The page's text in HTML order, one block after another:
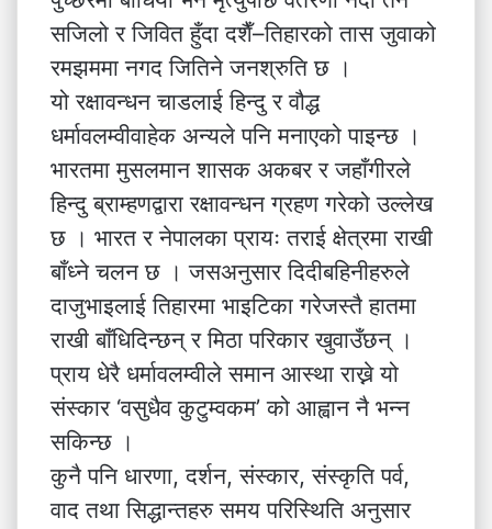
सजिलो र जिवित हुँदा दशैँ–तिहारको तास जुवाको
रमझममा नगद जितिने जनश्रुति छ ।
यो रक्षावन्धन चाडलाई हिन्दु र वौद्ध
धर्मावलम्वीवाहेक अन्यले पनि मनाएको पाइन्छ ।
भारतमा मुसलमान शासक अकबर र जहाँगीरले
हिन्दु ब्राम्हणद्वारा रक्षावन्धन ग्रहण गरेको उल्लेख
छ । भारत र नेपालका प्रायः तराई क्षेत्रमा राखी
बाँध्ने चलन छ । जसअनुसार दिदीबहिनीहरुले
दाजुभाइलाई तिहारमा भाइटिका गरेजस्तै हातमा
राखी बाँधिदिन्छन् र मिठा परिकार खुवाउँछन् ।
प्राय धेरै धर्मावलम्वीले समान आस्था राख्ने यो
संस्कार ‘वसुधैव कुटुम्वकम’ को आह्वान नै भन्न
सकिन्छ ।
कुनै पनि धारणा, दर्शन, संस्कार, संस्कृति पर्व,
वाद तथा सिद्धान्तहरु समय परिस्थिति अनुसार